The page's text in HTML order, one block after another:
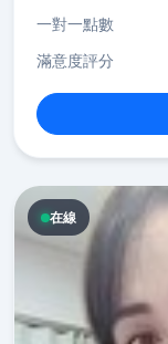
一對一點數
滿意度評分
在線